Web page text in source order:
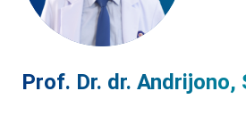
Prof. Dr. dr. Andrijono,